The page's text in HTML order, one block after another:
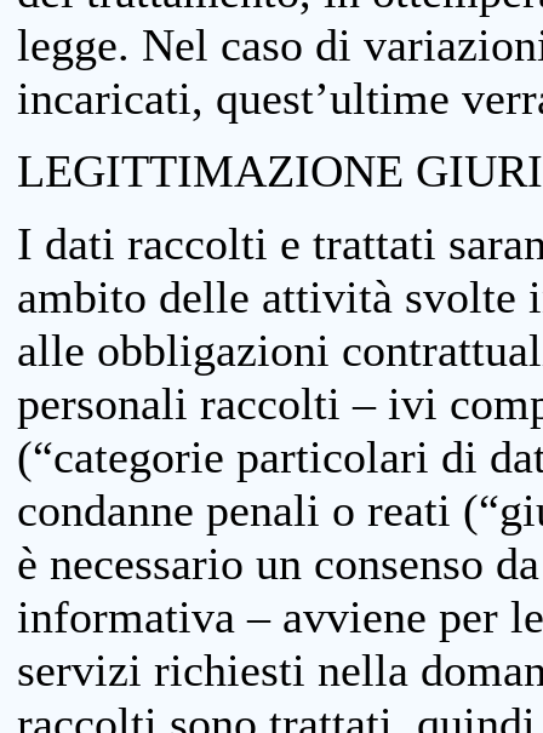
legge. Nel caso di
incaricati, quest’ultime
LEGITTIMAZIONE
I dati raccolti e trattati
ambito delle attività svolte
alle obbligazioni
personali raccolti – ivi
(“categorie particolari di
condanne penali o reati
è necessario un consenso
informativa – avviene per
servizi richiesti nella
raccolti sono trattati,